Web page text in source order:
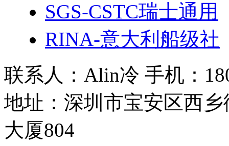
SGS-CSTC瑞士通用
RINA-意大利船级社
联系人：Alin冷 手机：
地址：深圳市宝安区西
大厦804